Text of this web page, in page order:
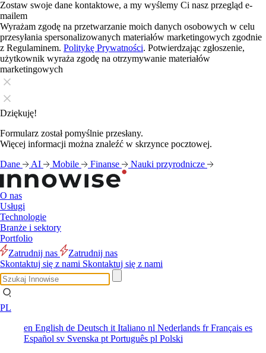
Zostaw swoje dane kontaktowe, a my wyślemy Ci nasz przegląd e-
mailem
Wyrażam zgodę na przetwarzanie moich danych osobowych w celu
przesyłania spersonalizowanych materiałów marketingowych zgodnie
z Regulaminem. Politykę Prywatności. Potwierdzając zgłoszenie,
użytkownik wyraża zgodę na otrzymywanie materiałów
marketingowych
Dziękuję!
Formularz został pomyślnie przesłany.
Więcej informacji można znaleźć w skrzynce pocztowej.
Dane
AI Mobile Finanse Nauki przyrodnicze
O nas
Usługi
Technologie
Branże i sektory
Portfolio
Zatrudnij nas
Zatrudnij nas
Skontaktuj się z nami Skontaktuj się z nami
PL
en English de Deutsch it Italiano nl Nederlands frFrançais es
Español sv Svenska pt Português pl Polski